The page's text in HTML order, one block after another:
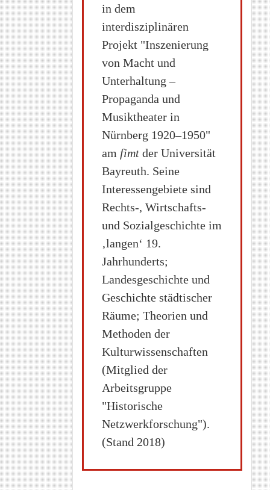
in dem
interdisziplinären
Projekt "Inszenierung
von Macht und
Unterhaltung –
Propaganda und
Musiktheater in
Nürnberg 1920–1950"
am fimtder Universität
Bayreuth. Seine
Interessengebiete sind
Rechts-, Wirtschafts-
und Sozialgeschichte im
‚langen‘ 19.
Jahrhunderts;
Landesgeschichte und
Geschichte städtischer
Räume; Theorien und
Methoden der
Kulturwissenschaften
(Mitglied der
Arbeitsgruppe
"Historische
Netzwerkforschung").
(Stand 2018)